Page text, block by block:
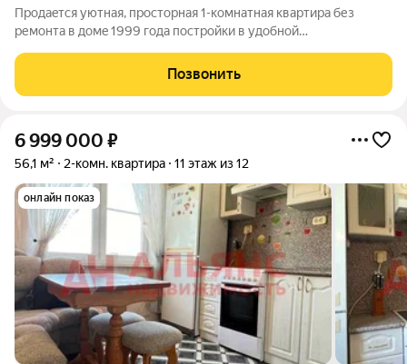
Пpoдaeтся уютная, проcторная 1-комнaтнaя кваpтиpа без
ремонта в дoмe 1999 годa поcтройки в удобной
Планировка: -Кухня 12,2 кв.м , Комнаты 23,1 кв.м ! Очень
теплая; ! Уютная кухня просторная, с выходом
Позвонить
6 999 000 ₽
56,1 м² 2-комн. квартира 11 этаж из 12
онлайн показ